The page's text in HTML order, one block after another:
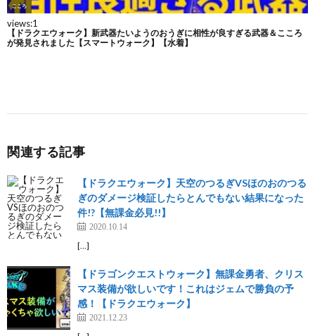
関連する記事
【ドラクエウォーク】天空のつるぎVSほのおのつる
ぎのダメージ検証したらとんでもない結果になった
件!?【無課金必見!!】
2020.10.14
[…]
【ドラゴンクエストウォーク】無課金勇者、クリス
マス装備が欲しいです！これはジェムで勝負の予
感！【ドラクエウォーク】
2021.12.23